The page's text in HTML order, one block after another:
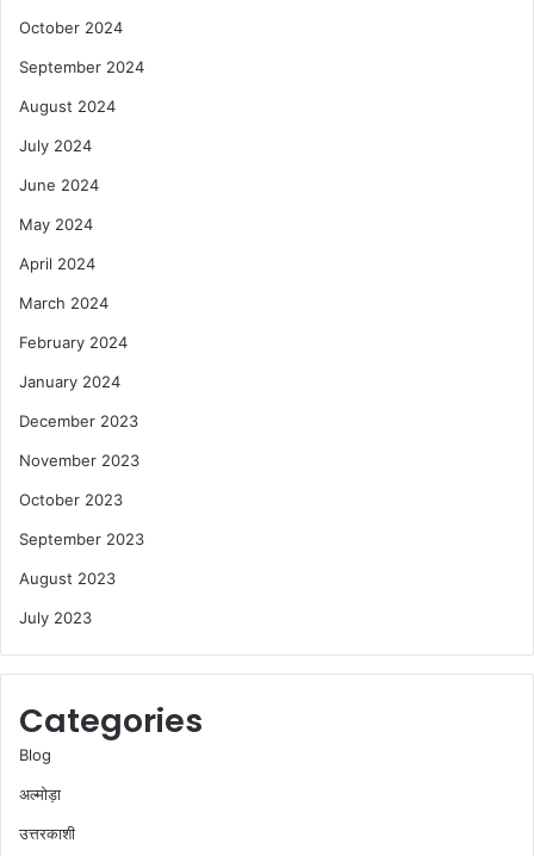
October 2024
September 2024
August 2024
July 2024
June 2024
May 2024
April 2024
March 2024
February 2024
January 2024
December 2023
November 2023
October 2023
September 2023
August 2023
July 2023
Categories
Blog
अल्मोड़ा
उत्तरकाशी